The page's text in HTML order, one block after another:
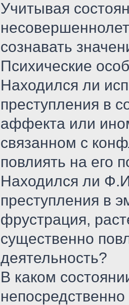
Учитывая
сознавать
Психические
Находился ли
преступления в
аффекта или
связанном с
повлиять на его
Находился ли
преступления в
фрустрация,
существенно
деятельность?
В каком